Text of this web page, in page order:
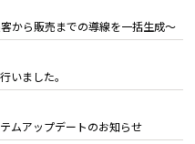
から販売までの導線を一括生成～
いました。
ムアップデートのお知らせ